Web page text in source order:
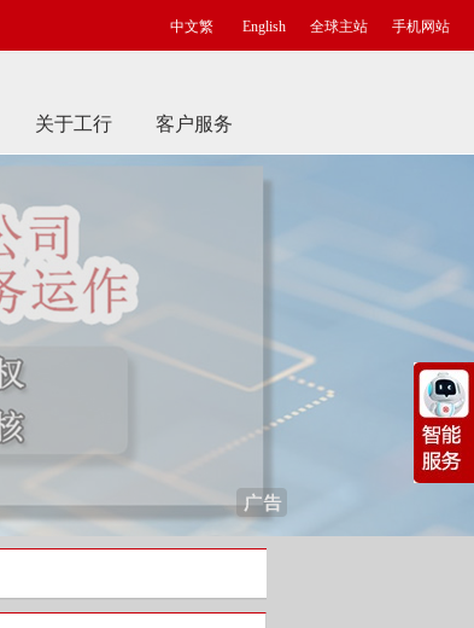
中文繁 English 全球主站 手机网站
关于工行 客户服务